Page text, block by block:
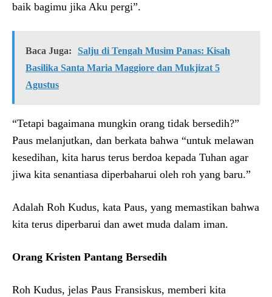
baik bagimu jika Aku pergi”.
Baca Juga:
Salju di Tengah Musim Panas: Kisah
Basilika Santa Maria Maggiore dan Mukjizat 5
Agustus
“Tetapi bagaimana mungkin orang tidak bersedih?”
Paus melanjutkan, dan berkata bahwa “untuk melawan
kesedihan, kita harus terus berdoa kepada Tuhan agar
jiwa kita senantiasa diperbaharui oleh roh yang baru.”
Adalah Roh Kudus, kata Paus, yang memastikan bahwa
kita terus diperbarui dan awet muda dalam iman.
Orang Kristen Pantang Bersedih
Roh Kudus, jelas Paus Fransiskus, memberi kita